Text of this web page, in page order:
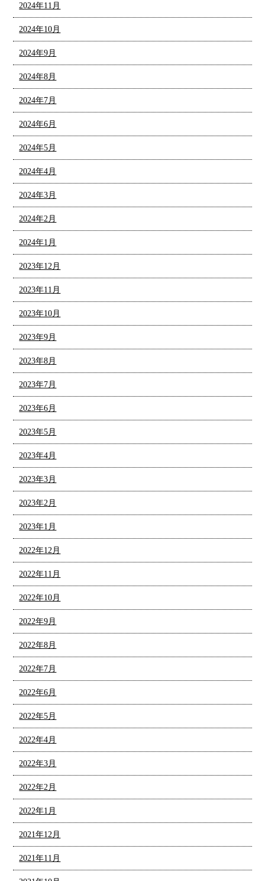
2024年11月
2024年10月
2024年9月
2024年8月
2024年7月
2024年6月
2024年5月
2024年4月
2024年3月
2024年2月
2024年1月
2023年12月
2023年11月
2023年10月
2023年9月
2023年8月
2023年7月
2023年6月
2023年5月
2023年4月
2023年3月
2023年2月
2023年1月
2022年12月
2022年11月
2022年10月
2022年9月
2022年8月
2022年7月
2022年6月
2022年5月
2022年4月
2022年3月
2022年2月
2022年1月
2021年12月
2021年11月